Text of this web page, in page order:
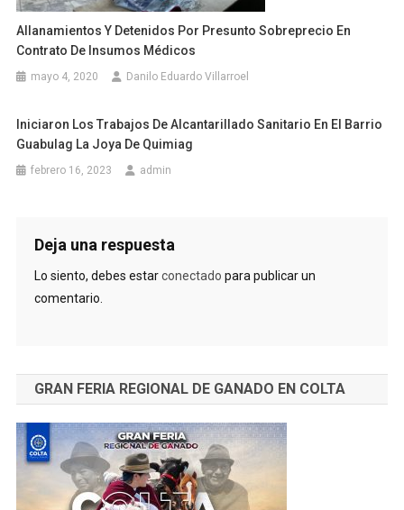
Allanamientos Y Detenidos Por Presunto Sobreprecio En
Contrato De Insumos Médicos
mayo 4, 2020 Danilo Eduardo Villarroel
Iniciaron Los Trabajos De Alcantarillado Sanitario En El Barrio
Guabulag La Joya De Quimiag
febrero 16, 2023 admin
Deja una respuesta
Lo siento, debes estarconectado para publicar un
comentario.
GRAN FERIA REGIONAL DE GANADO EN COLTA